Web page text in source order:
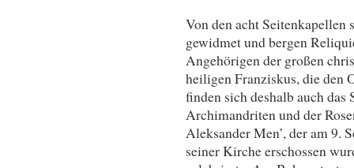
Von den acht Seitenkapellen
gewidmet und bergen
Angehörigen der großen
heiligen Franziskus, die den
finden sich deshalb auch
Archimandriten und der
Aleksander Men’, der am 9.
seiner Kirche erschossen